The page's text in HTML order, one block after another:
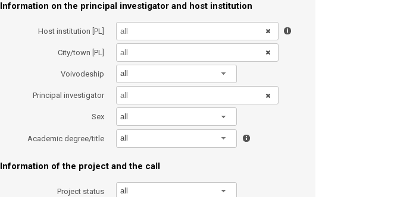
Information on the principal investigator and host institution
Host institution [PL]
City/town [PL]
Voivodeship all
Principal investigator
Sex all
Academic degree/title all
Information of the project and the call
Project status all